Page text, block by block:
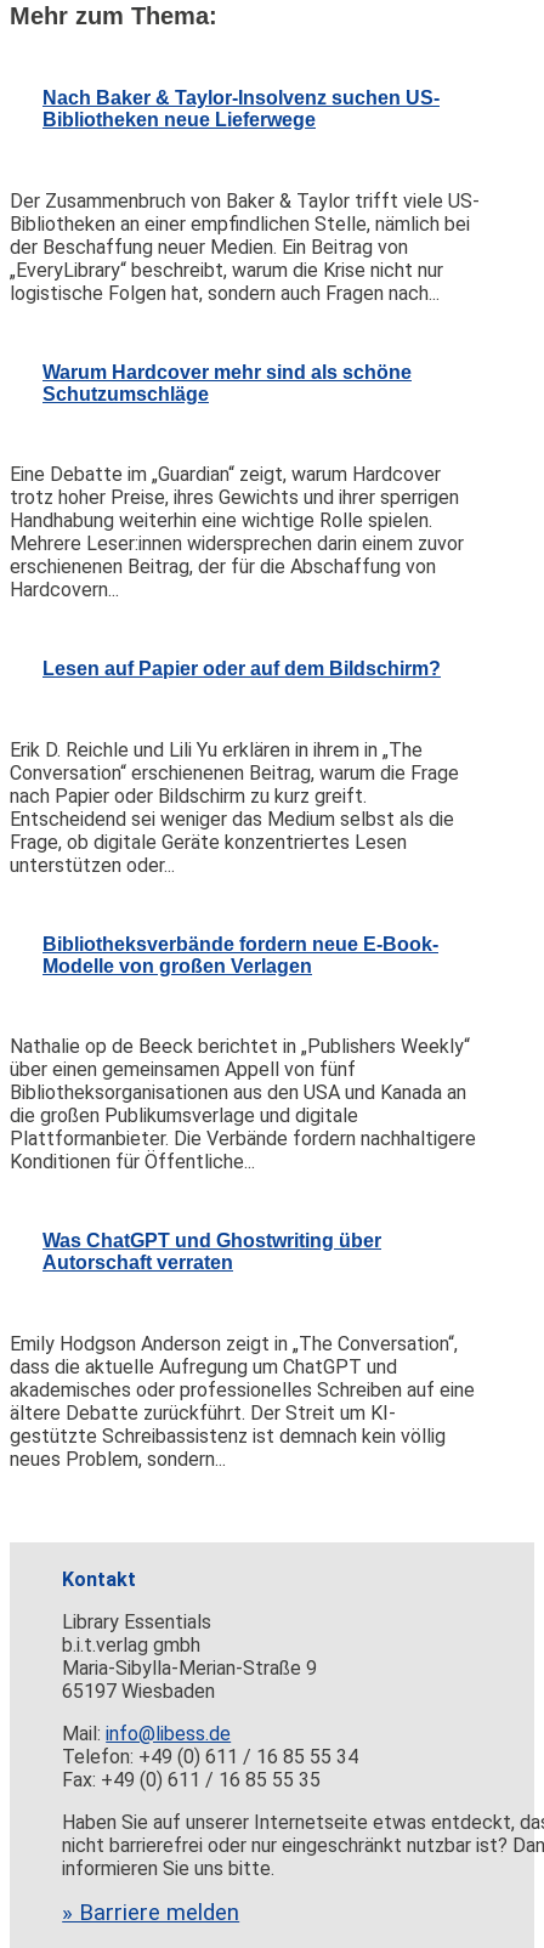
Mehr zum Thema:
Nach Baker & Taylor-Insolvenz suchen US-
Bibliotheken neue Lieferwege
Der Zusammenbruch von Baker & Taylor trifft viele US-
Bibliotheken an einer empfindlichen Stelle, nämlich bei
der Beschaffung neuer Medien. Ein Beitrag von
„EveryLibrary“ beschreibt, warum die Krise nicht nur
logistische Folgen hat, sondern auch Fragen nach...
Warum Hardcover mehr sind als schöne
Schutzumschläge
Eine Debatte im „Guardian“ zeigt, warum Hardcover
trotz hoher Preise, ihres Gewichts und ihrer sperrigen
Handhabung weiterhin eine wichtige Rolle spielen.
Mehrere Leser:innen widersprechen darin einem zuvor
erschienenen Beitrag, der für die Abschaffung von
Hardcovern...
Lesen auf Papier oder auf dem Bildschirm?
Erik D. Reichle und Lili Yu erklären in ihrem in „The
Conversation“ erschienenen Beitrag, warum die Frage
nach Papier oder Bildschirm zu kurz greift.
Entscheidend sei weniger das Medium selbst als die
Frage, ob digitale Geräte konzentriertes Lesen
unterstützen oder...
Bibliotheksverbände fordern neue E-Book-
Modelle von großen Verlagen
Nathalie op de Beeck berichtet in „Publishers Weekly“
über einen gemeinsamen Appell von fünf
Bibliotheksorganisationen aus den USA und Kanada an
die großen Publikumsverlage und digitale
Plattformanbieter. Die Verbände fordern nachhaltigere
Konditionen für Öffentliche...
Was ChatGPT und Ghostwriting über
Autorschaft verraten
Emily Hodgson Anderson zeigt in „The Conversation“,
dass die aktuelle Aufregung um ChatGPT und
akademisches oder professionelles Schreiben auf eine
ältere Debatte zurückführt. Der Streit um KI-
gestützte Schreibassistenz ist demnach kein völlig
neues Problem, sondern...
Kontakt
Library Essentials
b.i.t.verlag gmbh
Maria-Sibylla-Merian-Straße 9
65197 Wiesbaden
Mail:info@libess.de
Telefon: +49 (0) 611 / 16 85 55 34
Fax: +49 (0) 611 / 16 85 55 35
Haben Sie auf unserer Internetseite etwas entdeckt,
nicht barrierefrei oder nur eingeschränkt nutzbar ist?
informieren Sie uns bitte.
» Barriere melden